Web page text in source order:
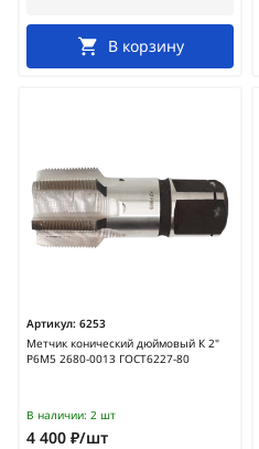
В корзину
Артикул: 6253
Метчик конический дюймовый К 2"
Р6М5 2680-0013 ГОСТ6227-80
В наличии: 2 шт
4 400 ₽/шт